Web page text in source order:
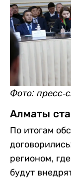
Фото: пресс-
Алматы
По итогам
регионом,
будут